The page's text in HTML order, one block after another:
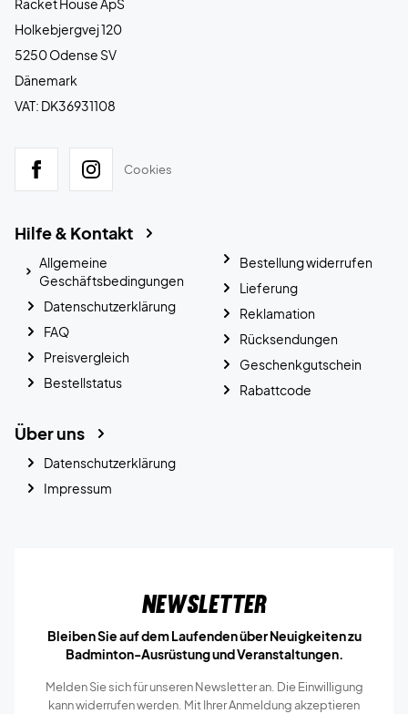
Racket House ApS
Holkebjergvej 120
5250 Odense SV
Dänemark
VAT: DK36931108
Cookies
Hilfe & Kontakt
Allgemeine
Geschäftsbedingungen
Datenschutzerklärung
FAQ
Preisvergleich
Bestellstatus
Bestellung widerrufen
Lieferung
Reklamation
Rücksendungen
Geschenkgutschein
Rabattcode
Über uns
Datenschutzerklärung
Impressum
Newsletter
Bleiben Sie auf dem Laufenden über Neuigkeiten zu
Badminton-Ausrüstung und Veranstaltungen.
Melden Sie sich für unseren Newsletter an. Die Einwilligung
kann widerrufen werden. Mit Ihrer Anmeldung akzeptieren